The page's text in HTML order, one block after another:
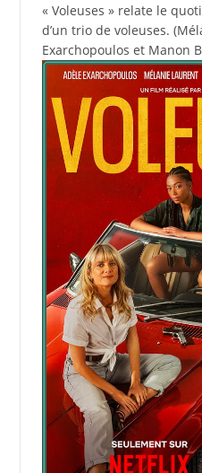
« Voleuses » relate le
d’un trio de voleuses.
Exarchopoulos et Manon